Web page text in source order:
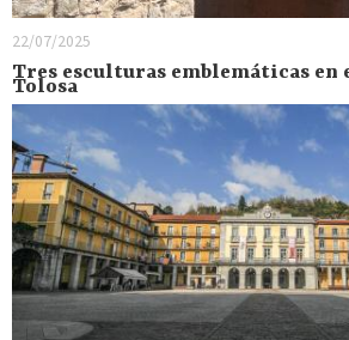
22/07/2025
Tres esculturas emblemáticas en
Tolosa